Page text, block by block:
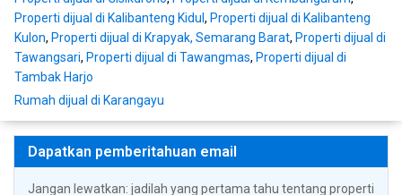
Properti dijual di Kalibanteng Kidul , Properti dijual di Kalibanteng
Kulon, Properti dijual di Krapyak, Semarang Barat, Properti dijual di
Tawangsari, Properti dijual di Tawangmas, Properti dijual di
Tambak Harjo
Rumah dijual di Karangayu
Dapatkan pemberitahuan email
Jangan lewatkan: jadilah yang pertama tahu tentang properti